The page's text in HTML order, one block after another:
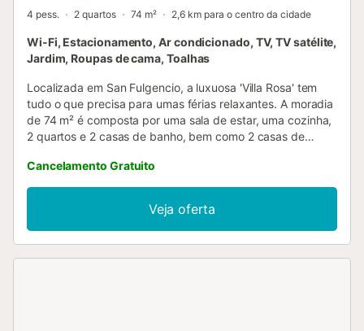
4 pess. 2 quartos 74 m² 2,6 km para o centro da cidade
Wi-Fi, Estacionamento, Ar condicionado, TV, TV satélite,
Jardim, Roupas de cama, Toalhas
Localizada em San Fulgencio, a luxuosa 'Villa Rosa' tem
tudo o que precisa para umas férias relaxantes. A moradia
de 74 m² é composta por uma sala de estar, uma cozinha,
2 quartos e 2 casas de banho, bem como 2 casas de
As comodidades adicionais incluem Wi-Fi (adequado para
videochamadas), ar condicionado, uma ventoinha, uma
máquina de lavar roupa, bem como uma televisão. Uma
cadeira alta e um berço estão disponíveis por uma taxa
extra. O ponto alto deste alojamento é a sua área exterior
Cancelamento Gratuito
Veja oferta